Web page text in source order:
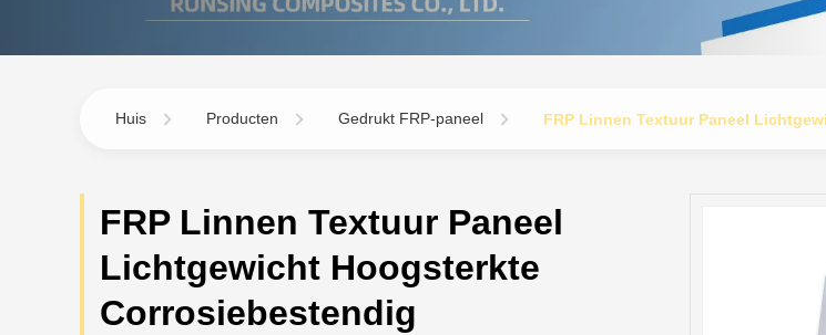
Huis Producten Gedrukt FRP-paneel FRP Linnen Textuur Paneel
FRP Linnen Textuur Paneel
Lichtgewicht Hoogsterkte
Corrosiebestendig